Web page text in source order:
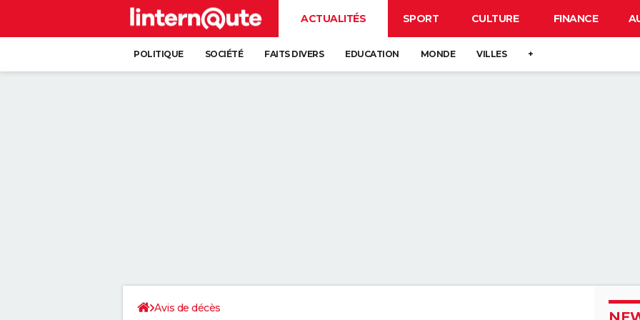
ACTUALITÉS SPORT CULTURE FINANCE
POLITIQUE SOCIÉTÉ FAITS DIVERS EDUCATION MONDE VILLES +
Avis de décès